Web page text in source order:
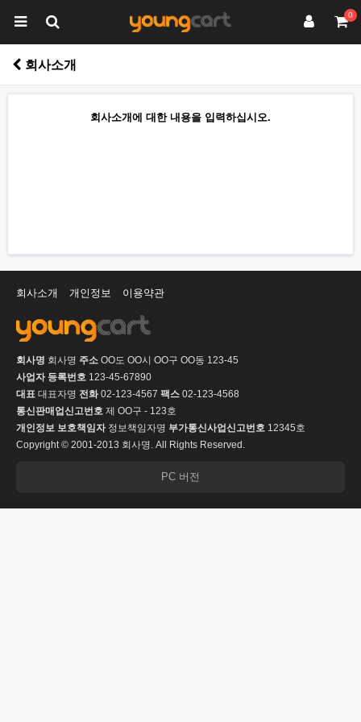
0
회사소개
회사소개에 대한 내용을 입력하십시오.
회사소개 개인정보 이용약관
회사명 회사명 주소 OO도 OO시 OO구 OO동 123-45
사업자 등록번호 123-45-67890
대표 대표자명 전화02-123-4567 팩스 02-123-4568
통신판매업신고번호 제 OO구 - 123호
개인정보 보호책임자정보책임자명 부가통신사업신고번호 12345호
Copyright © 2001-2013 회사명. All Rights Reserved.
PC 버전